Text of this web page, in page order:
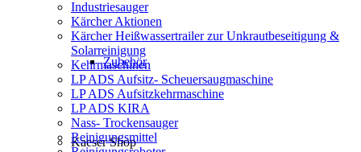
Zubehör
Kaeser Shop
Industriesauger
Kärcher Aktionen
Kärcher Heißwassertrailer zur Unkrautbeseitigung &
Solarreinigung
Kehrmaschinen
LP ADS Aufsitz- Scheuersaugmaschine
LP ADS Aufsitzkehrmaschine
LP ADS KIRA
Nass- Trockensauger
Reinigungsmittel